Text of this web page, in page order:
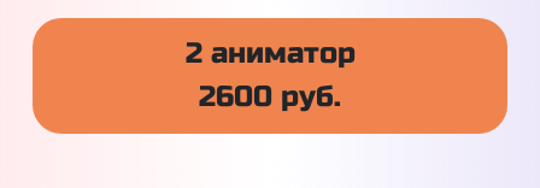
2 аниматор
2600 руб.